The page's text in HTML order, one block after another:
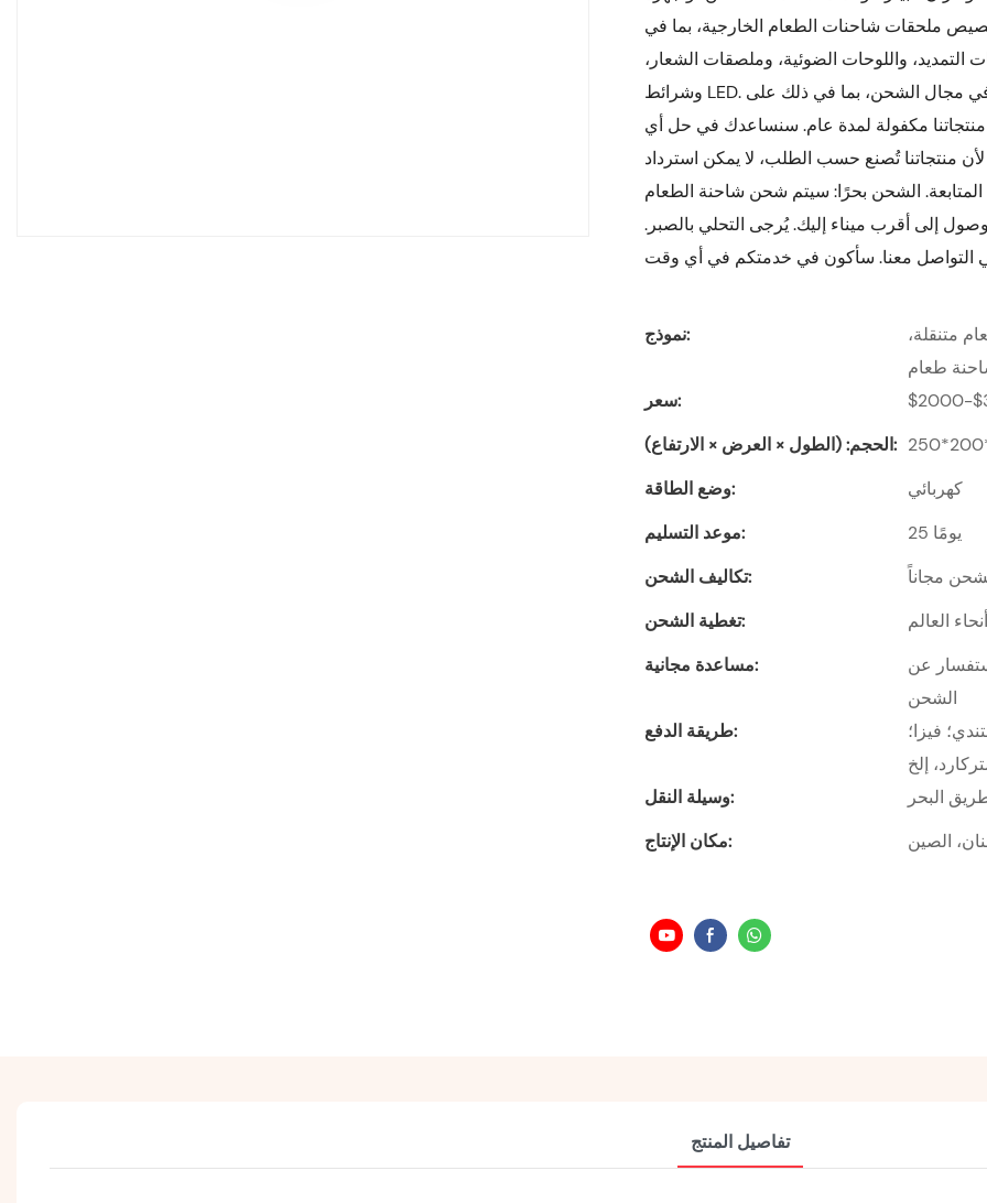
ملحقات شاحنات الطعام الخارجية، بما في
واللوحات الضوئية، وملصقات الشعار،
وشرائط LED. التواصل: تواصل معنا قبل الشراء أو بعد تقديم طلبك. نقدم الدعم في مجال الشحن، بما في ذلك على
منتجاتنا مكفولة لمدة عام. سنساعدك في حل أي
منتجاتنا تُصنع حسب الطلب، لا يمكن استرداد
المتابعة. الشحن بحرًا: سيتم شحن شاحنة الطعام
تستغرق مدة النقل حوالي 30-60 يومًا للوصول إلى أقرب ميناء إليك. يُرجى التحلي بالصبر.
نموذج:
متنقلة،
طعام
سعر:
$2000-
الحجم: (الطول × العرض × الارتفاع):
وضع الطاقة:
كهربائي
موعد التسليم:
25 يومًا
تكاليف الشحن:
مجاناً
تغطية الشحن:
العالم
مساعدة مجانية:
عن
الشحن
طريقة الدفع:
فيزا؛
إلخ
وسيلة النقل:
البحر
مكان الإنتاج:
الصين
تفاصيل المنتج